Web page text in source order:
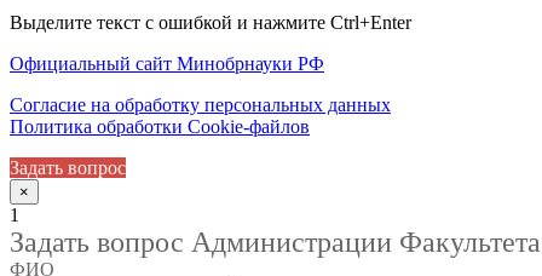
Выделите текст с ошибкой и нажмите Ctrl+Enter
Официальный сайт Минобрнауки РФ
Согласие на обработку персональных данных
Политика обработки Cookie-файлов
Задать вопрос
×
1
Задать вопрос Администрации Факультета
ФИО